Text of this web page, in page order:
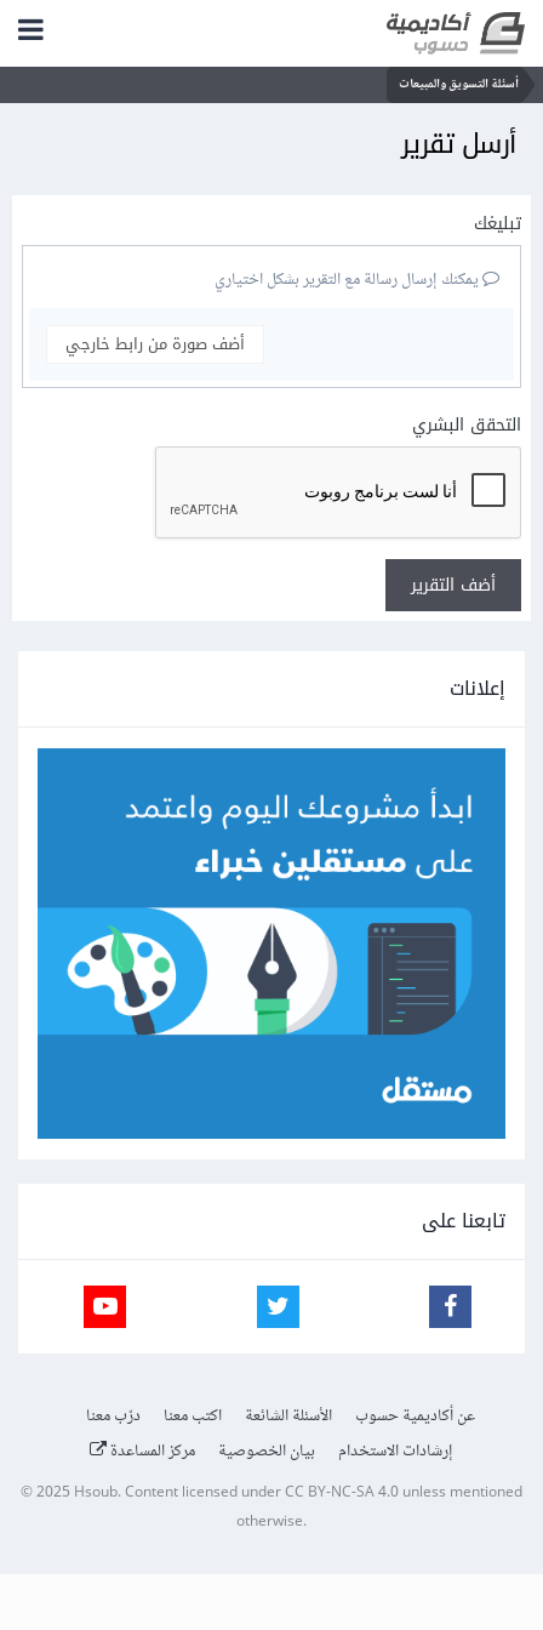
أسئلة التسويق والمبيعات
أرسل تقرير
تبليغك
يمكنك إرسال رسالة مع التقرير بشكل اختياري
أضف صورة من رابط خارجي
التحقق البشري
أضف التقرير
إعلانات
تابعنا على
عن أكاديمية حسوب الأسئلة الشائعة اكتب معنا
درّب معنا
إرشادات الاستخدام
بيان الخصوصية مركز المساعدة
© 2025 Hsoub.Content licensed underCC BY-NC-SA 4.0unless mentioned
otherwise.